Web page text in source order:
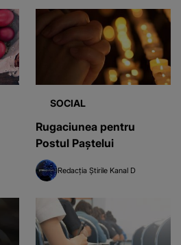
SOCIAL
Rugaciunea pentru
Postul Paştelui
Redacția Știrile Kanal D